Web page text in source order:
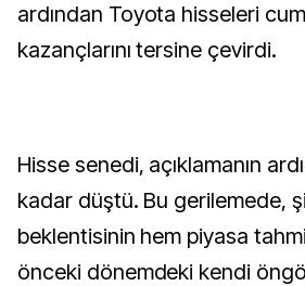
ardından Toyota hisseleri
kazançlarını tersine çevirdi.
Hisse senedi, açıklamanın
kadar düştü. Bu gerilemede,
beklentisinin hem piyasa
önceki dönemdeki kendi